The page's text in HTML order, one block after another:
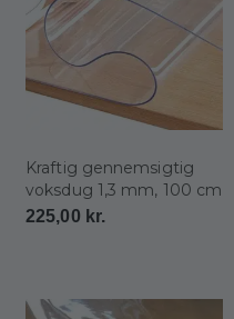
Kraftig gennemsigtig
voksdug 1,3 mm, 100 cm
225,00 kr.